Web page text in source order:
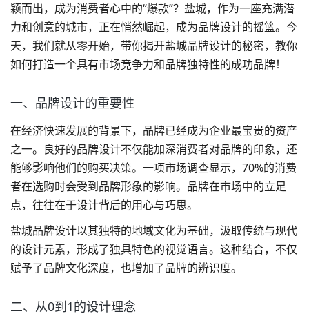
颖而出，成为消费者心中的“爆款”？盐城，作为一座充满潜
力和创意的城市，正在悄然崛起，成为品牌设计的摇篮。今
天，我们就从零开始，带你揭开盐城品牌设计的秘密，教你
如何打造一个具有市场竞争力和品牌独特性的成功品牌！
一、品牌设计的重要性
在经济快速发展的背景下，品牌已经成为企业最宝贵的资产
之一。良好的品牌设计不仅能加深消费者对品牌的印象，还
能够影响他们的购买决策。一项市场调查显示，70%的消费
者在选购时会受到品牌形象的影响。品牌在市场中的立足
点，往往在于设计背后的用心与巧思。
盐城品牌设计以其独特的地域文化为基础，汲取传统与现代
的设计元素，形成了独具特色的视觉语言。这种结合，不仅
赋予了品牌文化深度，也增加了品牌的辨识度。
二、从0到1的设计理念